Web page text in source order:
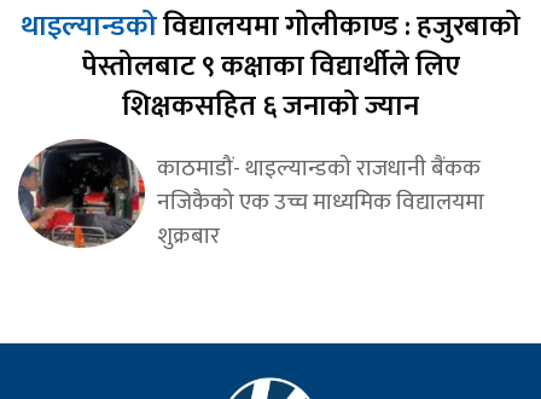
थाइल्यान्डकोविद्यालयमा गोलीकाण्ड : हजुरबाको
पेस्तोलबाट ९ कक्षाका विद्यार्थीले लिए
शिक्षकसहित ६ जनाको ज्यान
काठमाडौं- थाइल्यान्डको राजधानी बैंकक
नजिकैको एक उच्च माध्यमिक विद्यालयमा
शुक्रबार